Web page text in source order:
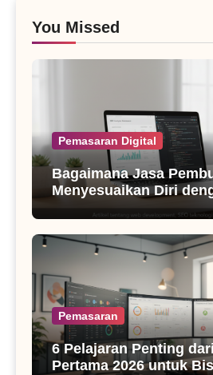
You Missed
Pemasaran Digital
Bagaimana Jasa
Menyesuaikan Diri
SEO Masa Kini
Pemasaran
6 Pelajaran Penting
Pertama 2026 untuk